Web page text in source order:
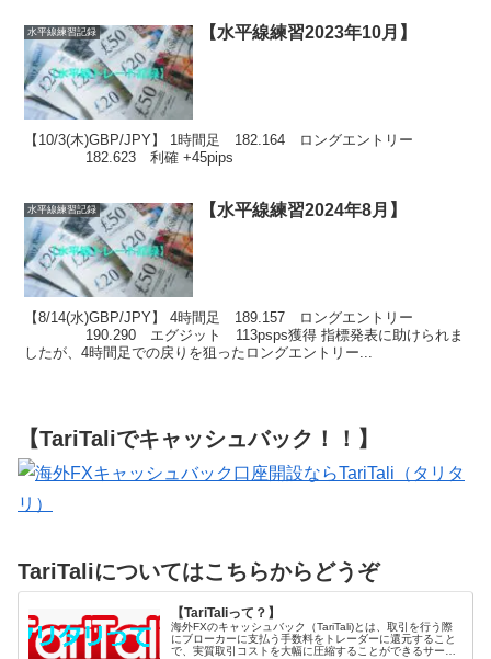
水平線練習記録 【水平線練習2023年10月】
【10/3(木)GBP/JPY】 1時間足 182.164 ロングエントリー
182.623 利確 +45pips
水平線練習記録 【水平線練習2024年8月】
【8/14(水)GBP/JPY】 4時間足 189.157 ロングエントリー
190.290 エグジット 113psps獲得 指標発表に助けられま
したが、4時間足での戻りを狙ったロングエントリー...
【TariTaliでキャッシュバック！！】
TariTaliについてはこちらからどうぞ
【TariTaliって？】
海外FXのキャッシュバック（TariTali)とは、取引を行う際
にブローカーに支払う手数料をトレーダーに還元すること
で、実質取引コストを大幅に圧縮することができるサービ